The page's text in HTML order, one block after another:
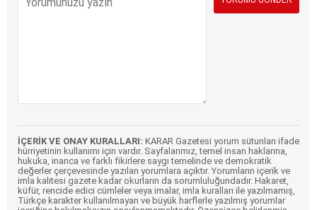
İÇERİK VE ONAY KURALLARI: KARAR Gazetesi yorum sütunları ifade
hürriyetinin kullanımı için vardır. Sayfalarımız, temel insan haklarına,
hukuka, inanca ve farklı fikirlere saygı temelinde ve demokratik
değerler çerçevesinde yazılan yorumlara açıktır. Yorumların içerik ve
imla kalitesi gazete kadar okurların da sorumluluğundadır. Hakaret,
küfür, rencide edici cümleler veya imalar, imla kuralları ile yazılmamış,
Türkçe karakter kullanılmayan ve büyük harflerle yazılmış yorumlar